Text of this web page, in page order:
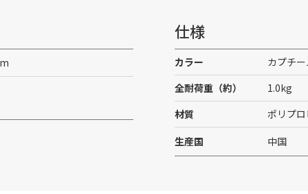
仕様
カラー
カプチー
全耐荷重（約）
1.0kg
材質
ポリプ
生産国
中国